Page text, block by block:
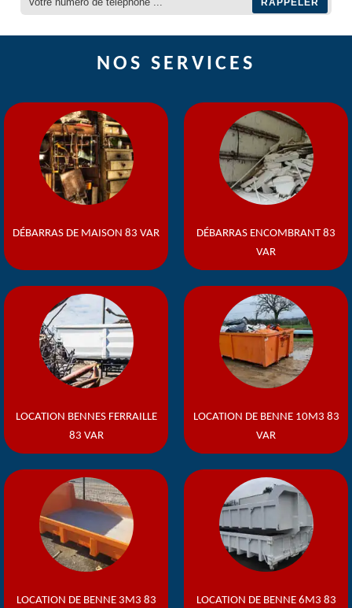
NOS SERVICES
DÉBARRAS DE MAISON 83 VAR
DÉBARRAS ENCOMBRANT 83
VAR
LOCATION BENNES FERRAILLE
83 VAR
LOCATION DE BENNE 10M3 83
VAR
LOCATION DE BENNE 3M3 83
LOCATION DE BENNE 6M3 83